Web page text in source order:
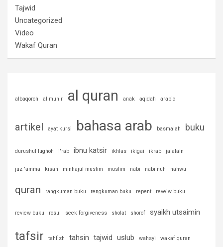
Tajwid
Uncategorized
Video
Wakaf Quran
albaqoroh al munir al quran anak aqidah arabic
artikel ayat kursi bahasa arab basmalah buku
durushul lughoh i'rab ibnu katsir ikhlas ikigai ikrab jalalain
juz 'amma kisah minhajul muslim muslim nabi nabi nuh nahwu
quran rangkuman buku rengkuman buku repent reveiw buku
review buku rosul seek forgiveness sholat shorof syaikh utsaimin
tafsir tahfizh tahsin tajwid uslub wahsyi wakaf quran